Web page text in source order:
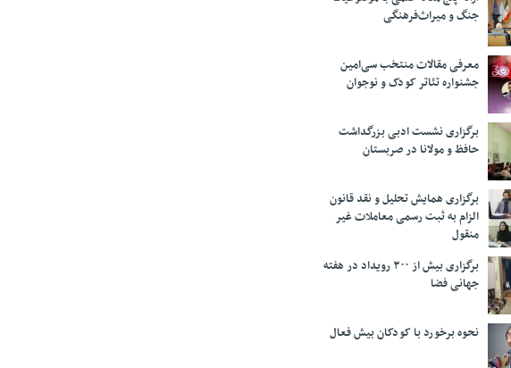
جنگ و میراث‌فرهنگی
معرفی مقالات منتخب سی‌امین
جشنواره تئاتر کودک و نوجوان
برگزاری نشست ادبی بزرگداشت
حافظ و مولانا در صربستان
برگزاری همایش تحلیل و نقد قانون
الزام به ثبت رسمی معاملات غیر
منقول
برگزاری بیش از ۳۰۰ رویداد در هفته
جهانی فضا
نحوه برخورد با کودکان بیش فعال